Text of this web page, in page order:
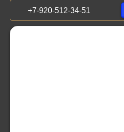
+7-920-512-34-51